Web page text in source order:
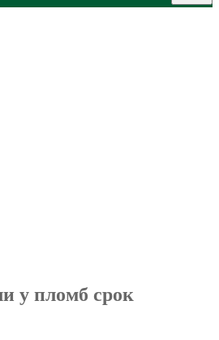
у пломб срок